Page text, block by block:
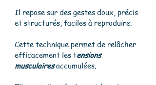
Il repose sur des gestes doux, précis
et structurés, faciles à reproduire.
Cette technique permet de relâcher
efficacement les tensions
musculairesaccumulées.